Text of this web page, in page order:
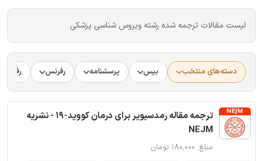
لیست مقالات ترجمه شده رشته ویروس شناسی پزشکی
دسته‌های منتخب بیس پرسشنامه رفرنس
ترجمه مقاله رمدسیویر برای درمان کووید-19 - نشریه
NEJM
مبلغ: ۱۸۰,۰۰۰ تومان